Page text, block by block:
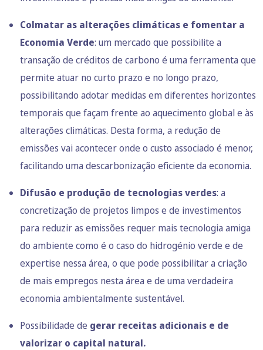
Colmatar as alterações climáticas e fomentar a
Economia Verde: um mercado que possibilite a
transação de créditos de carbono é uma ferramenta que
permite atuar no curto prazo e no longo prazo,
possibilitando adotar medidas em diferentes horizontes
temporais que façam frente ao aquecimento global e às
alterações climáticas. Desta forma, a redução de
emissões vai acontecer onde o custo associado é menor,
facilitando uma descarbonização eficiente da economia.
Difusão e produção de tecnologias verdes: a
concretização de projetos limpos e de investimentos
para reduzir as emissões requer mais tecnologia amiga
do ambiente como é o caso do hidrogénio verde e de
expertise nessa área, o que pode possibilitar a criação
de mais empregos nesta área e de uma verdadeira
economia ambientalmente sustentável.
Possibilidade de gerar receitas adicionais e de
valorizar o capital natural.